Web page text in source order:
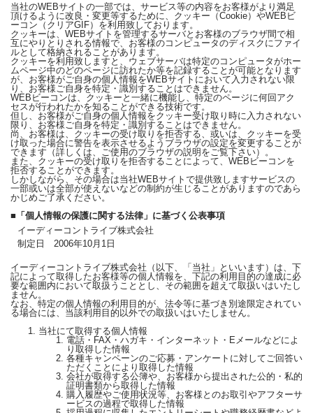
当社のWEBサイトの一部では、サービス等の内容をお客様がより満足
頂けるように改良・変更等するために、クッキー（Cookie）やWEBビ
ーコン（クリアGIF）を利用致しております。
クッキーは、WEBサイトを管理するサーバとお客様のブラウザ間で相
互にやりとりされる情報で、お客様のコンピュータのディスクにファイ
ルとして格納されることがあります。
クッキーを利用致しますと、ウェブサーバは特定のコンピュータがホー
ムページ中のどのページに訪れたか等を記録することが可能となります
が、お客様がご自身の個人情報をWEBサイトにおいて入力されない限
り、お客様ご自身を特定・識別することはできません。
WEBビーコンは、クッキーと一緒に機能し、特定のページに何回アク
セスが行われたかを知ることができる技術です。
但し、お客様がご自身の個人情報をクッキー受け取り時に入力されない
限り、お客様ご自身を特定・識別することはできません。
尚、お客様は、クッキーの受け取りを拒否する、或いは、クッキーを受
け取った場合に警告を表示させるようブラウザの設定を変更することが
できます（詳しくは、ご使用のブラウザの説明をご覧下さい）。
また、クッキーの受け取りを拒否することによって、WEBビーコンを
拒否することができます。
しかしながら、その場合は当社WEBサイトで提供致しますサービスの
一部或いは全部が使えないなどの制約が生じることがありますのであら
かじめご了承ください。
■「個人情報の保護に関する法律」に基づく公表事項
イーディーコントライブ株式会社
制定日 2006年10月1日
イーディーコントライブ株式会社（以下、「当社」といいます）は、下
記によって取得したお客様等の個人情報を、下記の利用目的の達成に必
要な範囲内において取扱うこととし、その範囲を超えて取扱いはいたし
ません。
なお、特定の個人情報の利用目的が、法令等に基づき別途限定されてい
る場合には、当該利用目的以外での取扱いはいたしません。
当社にて取得する個人情報
電話・FAX・ハガキ・インターネット・Eメールなどによ
り取得した情報
各種キャンペーンのご応募・アンケートに対してご回答い
ただくことにより取得した情報
会社が取得する公簿や、お客様から提出された公的・私的
証明書類から取得した情報
購入履歴やご使用状況等、お客様とのお取引やアフターサ
ービスの過程で取得した情報